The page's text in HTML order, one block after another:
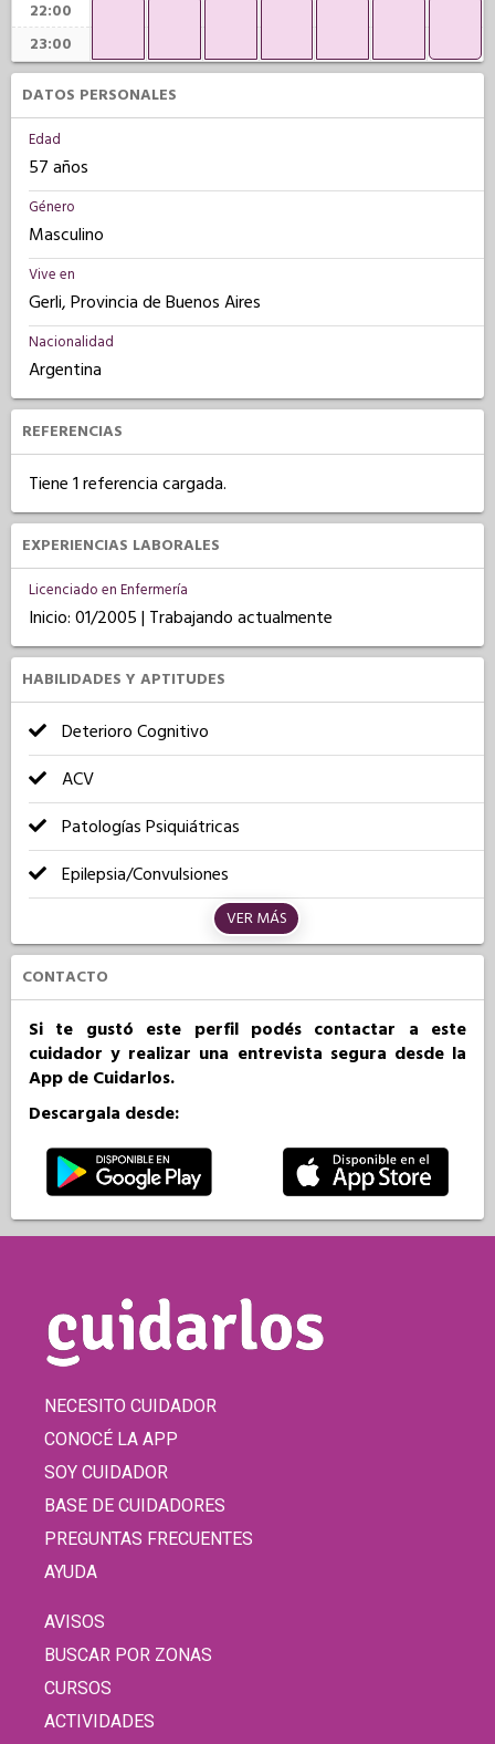
22:00
23:00
DATOS PERSONALES
Edad
57 años
Género
Masculino
Vive en
Gerli, Provincia de Buenos Aires
Nacionalidad
Argentina
REFERENCIAS
Tiene 1 referencia cargada.
EXPERIENCIAS LABORALES
Licenciado en Enfermería
Inicio: 01/2005 | Trabajando actualmente
HABILIDADES Y APTITUDES
Deterioro Cognitivo
ACV
Patologías Psiquiátricas
Epilepsia/Convulsiones
VER MÁS
CONTACTO
Si te gustó este perfil podés contactar a este
cuidador y realizar una entrevista segura desde la
App de Cuidarlos.
Descargala desde:
NECESITO CUIDADOR
CONOCÉ LA APP
SOY CUIDADOR
BASE DE CUIDADORES
PREGUNTAS FRECUENTES
AYUDA
AVISOS
BUSCAR POR ZONAS
CURSOS
ACTIVIDADES